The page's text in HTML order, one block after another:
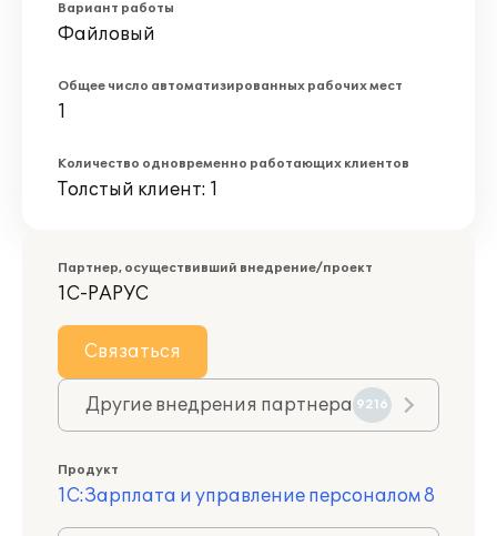
Вариант работы
Файловый
Общее число автоматизированных рабочих мест
1
Количество одновременно работающих клиентов
Толстый клиент: 1
Партнер, осуществивший внедрение/проект
1С-РАРУС
Связаться
Другие внедрения партнера 9216
Продукт
1С:Зарплата и управление персоналом 8